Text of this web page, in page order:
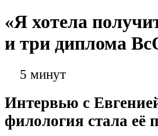
«Я хотела
и три диплома
5 минут
Интервью с
филология стала её